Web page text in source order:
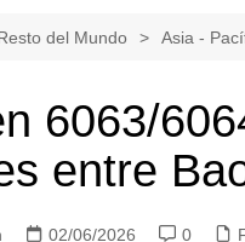
del Mundo Asia -
6063/
entre
02/06/2026 0